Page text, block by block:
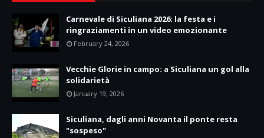
Carnevale di Siculiana 2026: la festa e i
ringraziamenti in un video emozionante
February 24, 2026
Vecchie Glorie in campo: a Siculiana un gol alla
solidarietà
January 19, 2026
Siculiana, dagli anni Novanta il ponte resta
"sospeso"